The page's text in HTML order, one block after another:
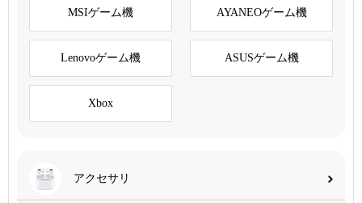
MSIゲーム機 AYANEOゲーム機
Lenovoゲーム機 ASUSゲーム機
Xbox
アクセサリ